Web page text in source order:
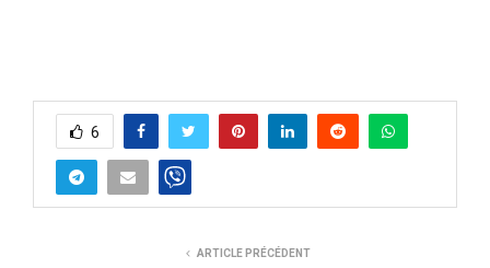
6
ARTICLE PRÉCÉDENT